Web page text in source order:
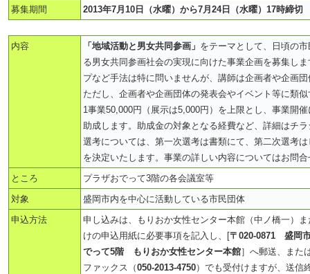
募集期間 2013年7月10日（水曜）から7月24日（水曜）17時締切
内容 「地域活動と男女共同参画」 をテーマとして、日頃の
る男女共同参画社会の実現に向けた事業企画を募集し
プなど手法は特に問いませんが、講師は企画者や企画
ただし、企画者や企画団体の発表会やイベント等に類
1事業50,000円（展示は5,000円）を上限とし、事業開
助成します。助成金の対象となる経費など、詳細はチ
選考については、第一次選考は書類にて、第二次選考
を決定いたします。事業の詳しい内容についてはお問
ところ
プラザおでって3階の各会議室等
対象
盛岡市内を中心に活動している市民団体
申込方法
申し込みは、もりおか女性センター本館（中ノ橋一）
けの申込用紙に必要事項を記入し、[〒020-0871 盛岡
でって5階 もりおか女性センター本館］へ郵送、また
ファックス（050-2013-4750）でも受付けますが、送信